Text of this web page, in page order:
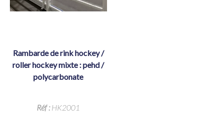
rambarde de rink hockey /
roller hockey mixte : pehd /
polycarbonate
Réf :HK2001